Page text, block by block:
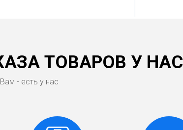
ТОВАРОВ У НАС
- есть у нас